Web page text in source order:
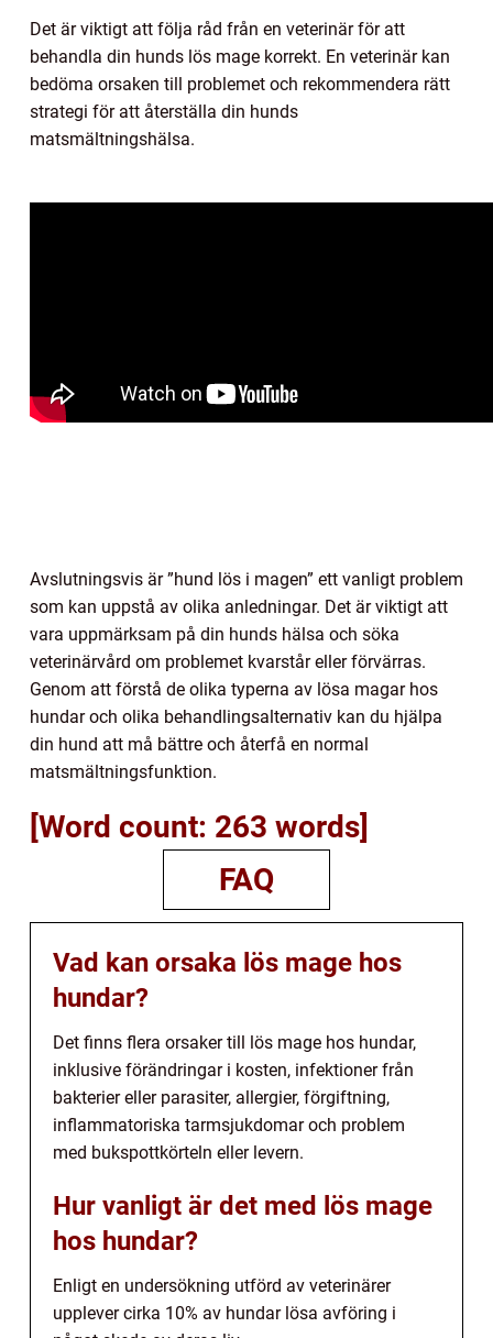
Det är viktigt att följa råd från en veterinär för att
behandla din hunds lös mage korrekt. En veterinär kan
bedöma orsaken till problemet och rekommendera rätt
strategi för att återställa din hunds
matsmältningshälsa.
Avslutningsvis är ”hund lös i magen” ett vanligt problem
som kan uppstå av olika anledningar. Det är viktigt att
vara uppmärksam på din hunds hälsa och söka
veterinärvård om problemet kvarstår eller förvärras.
Genom att förstå de olika typerna av lösa magar hos
hundar och olika behandlingsalternativ kan du hjälpa
din hund att må bättre och återfå en normal
matsmältningsfunktion.
[Word count: 263 words]
FAQ
Vad kan orsaka lös mage hos
hundar?
Det finns flera orsaker till lös mage hos hundar,
inklusive förändringar i kosten, infektioner från
bakterier eller parasiter, allergier, förgiftning,
inflammatoriska tarmsjukdomar och problem
med bukspottkörteln eller levern.
Hur vanligt är det med lös mage
hos hundar?
Enligt en undersökning utförd av veterinärer
upplever cirka 10% av hundar lösa avföring i